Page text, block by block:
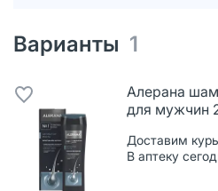
Варианты 1
Алерана
для мужчин
Доставим
В аптеку